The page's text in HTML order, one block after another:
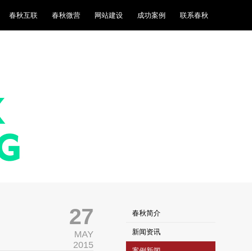
联系春秋
成功案例
网站建设
春秋微营
春秋互联
27
MAY
2015
春秋简介
新闻资讯